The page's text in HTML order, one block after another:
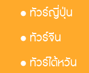
• ทัวร์ญี่ปุ่น
• ทัวร์จีน
• ทัวร์ไต้หวัน